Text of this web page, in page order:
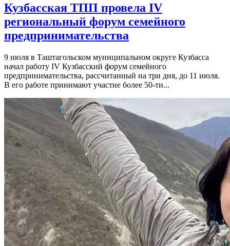
Кузбасская ТПП провела IV
региональный форум семейного
предпринимательства
9 июля в Таштагольском муниципальном округе Кузбасса
начал работу IV Кузбасский форум семейного
предпринимательства, рассчитанный на три дня, до 11 июля.
В его работе принимают участие более 50-ти...